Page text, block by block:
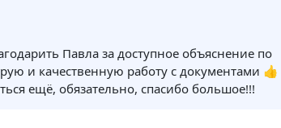
Павла за доступное объяснение по
и качественную работу с документами 👍
ещё, обязательно, спасибо большое!!!